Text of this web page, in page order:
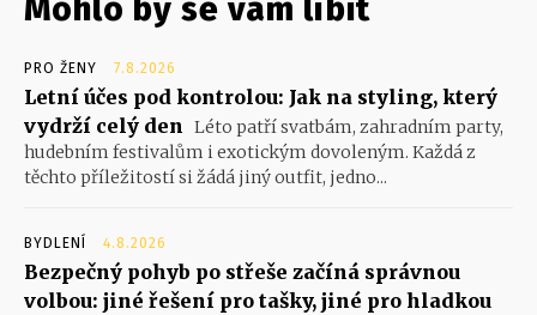
Mohlo by se vám líbit
PRO ŽENY 7.8.2026
Letní účes pod kontrolou: Jak na styling, který
vydrží celý den Léto patří svatbám, zahradním party,
hudebním festivalům i exotickým dovoleným. Každá z
těchto příležitostí si žádá jiný outfit, jedno...
BYDLENÍ 4.8.2026
Bezpečný pohyb po střeše začíná správnou
volbou: jiné řešení pro tašky, jiné pro hladkou